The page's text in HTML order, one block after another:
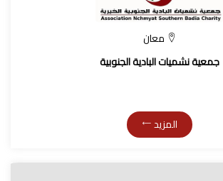
معان
جمعية نشميات البادية الجنوبية
المزيد